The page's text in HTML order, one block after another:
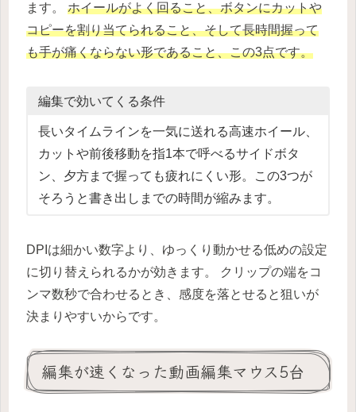
ます。 ホイールがよく回ること、ボタンにカットや
コピーを割り当てられること、そして長時間握って
も手が痛くならない形であること、この3点です。
編集で効いてくる条件
長いタイムラインを一気に送れる高速ホイール、
カットや前後移動を指1本で呼べるサイドボタ
ン、夕方まで握っても疲れにくい形。この3つが
そろうと書き出しまでの時間が縮みます。
DPIは細かい数字より、ゆっくり動かせる低めの設定
に切り替えられるかが効きます。 クリップの端をコ
ンマ数秒で合わせるとき、感度を落とせると狙いが
決まりやすいからです。
編集が速くなった動画編集マウス5台